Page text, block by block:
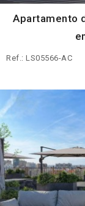
Apartamento
Ref.: LS05566-AC